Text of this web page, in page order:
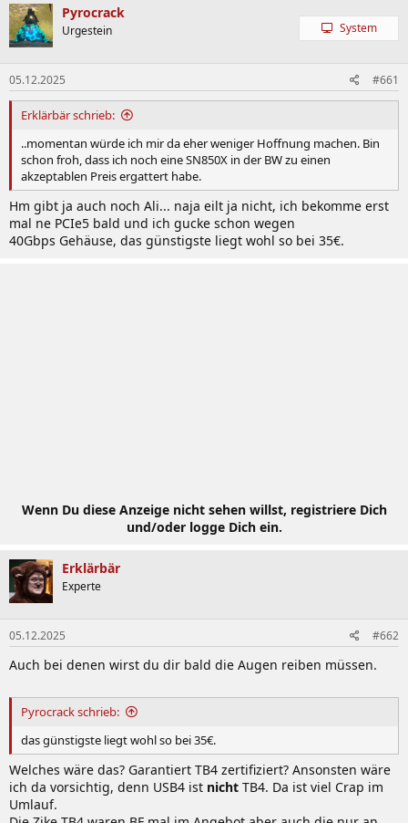
e
l
l
e
l
m
Pyrocrack
Urgestein System
05.12.2025 #661
Erklärbär schrieb:
..momentan würde ich mir da eher weniger Hoffnung machen. Bin
schon froh, dass ich noch eine SN850X in der BW zu einen
akzeptablen Preis ergattert habe.
Hm gibt ja auch noch Ali... naja eilt ja nicht, ich bekomme erst
mal ne PCIe5 bald und ich gucke schon wegen
40Gbps Gehäuse, das günstigste liegt wohl so bei 35€.
Wenn Du diese Anzeige nicht sehen willst, registriere Dich
und/oder logge Dich ein.
Erklärbär
Experte
05.12.2025 #662
Auch bei denen wirst du dir bald die Augen reiben müssen.
Pyrocrack schrieb:
das günstigste liegt wohl so bei 35€.
Welches wäre das? Garantiert TB4 zertifiziert? Ansonsten wäre
ich da vorsichtig, denn USB4 ist nicht TB4. Da ist viel Crap im
Umlauf.